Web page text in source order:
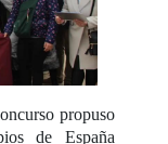
propuso
de España